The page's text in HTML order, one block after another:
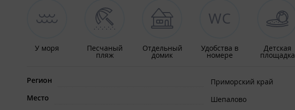
У моря Песчаный
пляж
Отдельный
домик
Удобства в
номере
Детская
площадка
Регион
Приморский край
Место
Шепалово